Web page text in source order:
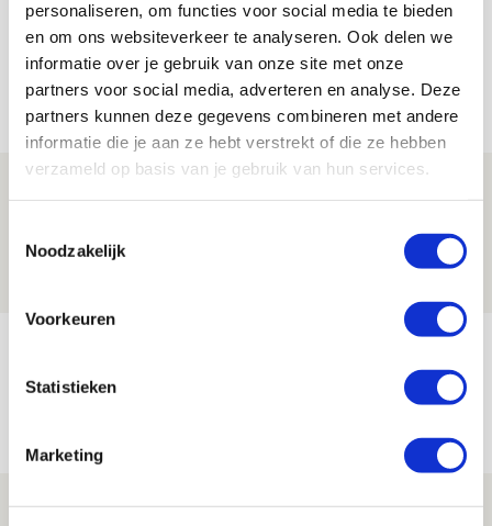
personaliseren, om functies voor social media te bieden
en om ons websiteverkeer te analyseren. Ook delen we
informatie over je gebruik van onze site met onze
partners voor social media, adverteren en analyse. Deze
partners kunnen deze gegevens combineren met andere
informatie die je aan ze hebt verstrekt of die ze hebben
verzameld op basis van je gebruik van hun services.
Noodzakelijk
Voorkeuren
Statistieken
Marketing
Net binnen //
06 AUGUSTUS 2026 - 09:33
leidersrol bij Ajax
Míchels elf: zie jij al rol voor